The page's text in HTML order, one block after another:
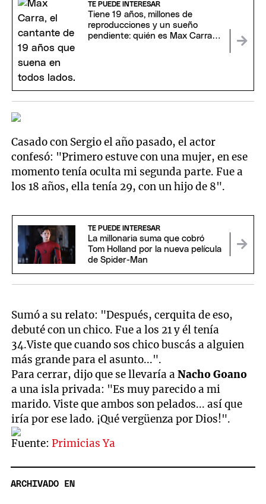
TE PUEDE INTERESAR
Tiene 19 años, millones de
reproducciones y un sueño
pendiente: quién es Max Carra,
Casado con Sergio el año pasado, el actor
confesó: "Primero estuve con una mujer, en ese
momento tenía oculta mi segunda parte. Fue a
los 18 años, ella tenía 29, con un hijo de 8".
TE PUEDE INTERESAR
La millonaria suma que cobró
Tom Holland por la nueva película
de Spider-Man
Sumó a su relato: "Después, cerquita de eso,
debuté con un chico. Fue a los 21 y él tenía
34.Viste que cuando sos chico buscás a alguien
más grande para el asunto...".
Para cerrar, dijo que se llevaría aNacho Goano
a una isla privada: "Es muy parecido a mi
marido. Viste que ambos son pelados... así que
iría por ese lado. ¡Qué vergüenza por Dios!".
Fuente:Primicias Ya
ARCHIVADO EN